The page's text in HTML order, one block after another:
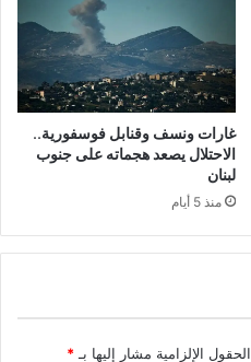
غارات ونسف وقنابل فوسفورية..
الاحتلال يصعد هجماته على جنوب
لبنان
منذ 5 أيام
الحقول الإلزامية مشار إليها بـ *